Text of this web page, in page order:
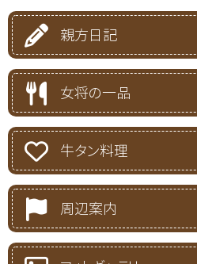
親方日記
女将の一品
牛タン料理
周辺案内